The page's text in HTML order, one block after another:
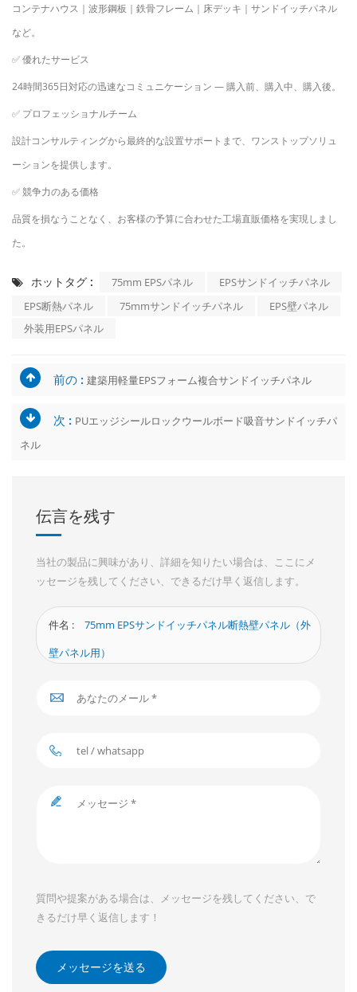
コンテナハウス｜波形鋼板｜鉄骨フレーム｜床デッキ｜サンドイッチパネル
など。
✅優れたサービス
24時間365日対応の迅速なコミュニケーション —購入前、購入中、購入後。
✅ プロフェッショナルチーム
設計コンサルティングから最終的な設置サポートまで、ワンストップソリュ
ーションを提供します。
✅競争力のある価格
品質を損なうことなく、お客様の予算に合わせた工場直販価格を実現しまし
た。
ホットタグ : 75mm EPSパネル
EPSサンドイッチパネル
EPS断熱パネル
75mmサンドイッチパネル
EPS壁パネル
外装用EPSパネル
前の : 建築用軽量EPSフォーム複合サンドイッチパネル
次 : PUエッジシールロックウールボード吸音サンドイッチパ
ネル
伝言を残す
当社の製品に興味があり、詳細を知りたい場合は、ここにメ
ッセージを残してください、できるだけ早く返信します。
件名 :
75mm EPSサンドイッチパネル断熱壁パネル（外
壁パネル用）
質問や提案がある場合は、メッセージを残してください、で
きるだけ早く返信します！
メッセージを送る